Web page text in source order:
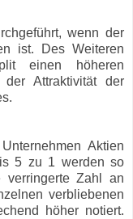
wenn der
ist. Des Weiteren
einen höheren
der Attraktivität der
Aktien
5 zu 1 werden so
Zahl an
verbliebenen
höher notiert.